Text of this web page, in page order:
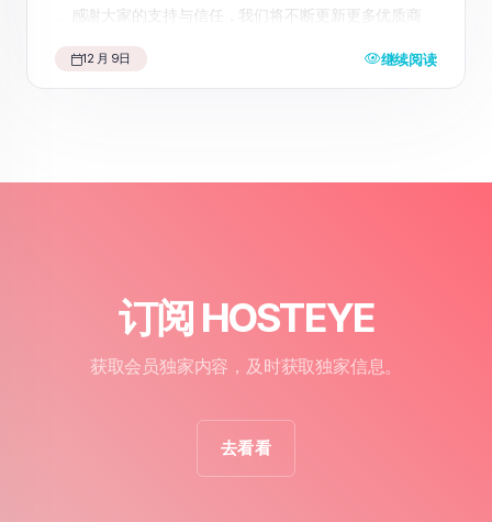
... 感谢大家的支持与信任，我们将不断更新更多优质商
HosteyeShop ，享受一站式购物乐趣吧！
12 月 9日 继续阅读
订阅 HOSTEYE
获取会员独家内容，及时获取独家信息。
去看看